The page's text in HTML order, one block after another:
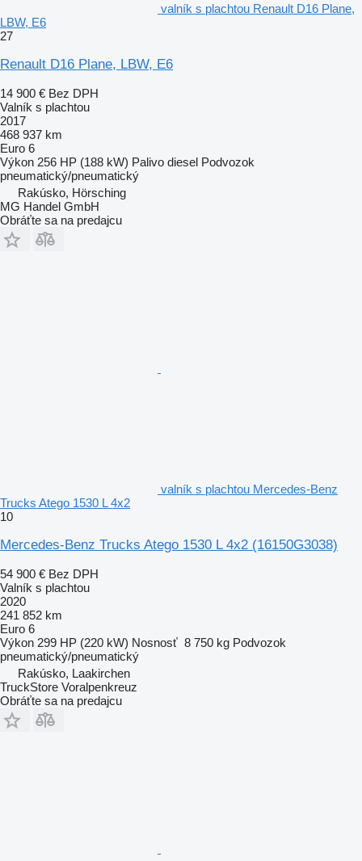
valník s plachtou Renault D16 Plane,
LBW, E6
27
Renault D16 Plane, LBW, E6
14 900 € Bez DPH
Valník s plachtou
2017
468 937 km
Euro 6
Výkon 256 HP (188 kW) Palivo diesel Podvozok
pneumatický/pneumatický
Rakúsko, Hörsching
MG Handel GmbH
Obráťte sa na predajcu
valník s plachtou Mercedes-Benz
Trucks Atego 1530 L 4x2
10
Mercedes-Benz Trucks Atego 1530 L 4x2 (16150G3038)
54 900 € Bez DPH
Valník s plachtou
2020
241 852 km
Euro 6
Výkon 299 HP (220 kW) Nosnosť 8 750 kg Podvozok
pneumatický/pneumatický
Rakúsko, Laakirchen
TruckStore Voralpenkreuz
Obráťte sa na predajcu